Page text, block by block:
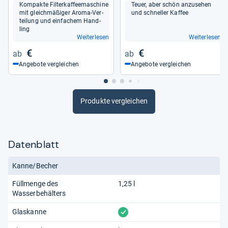
Kom­pakte Fil­ter­kaf­fee­ma­schine
mit gleich­mä­ßi­ger Aroma-​Ver­
tei­lung und ein­fa­chem Hand­
ling
Weiterlesen
€
Angebote vergleichen
Teuer, aber schön anzu­se­hen
und schnel­ler Kaf­fee
Weiterlesen
€
Angebote vergleichen
Produkte vergleichen
Datenblatt
Kanne/Becher
Füllmenge des
Wasserbehälters
1,25 l
Glaskanne vorhanden